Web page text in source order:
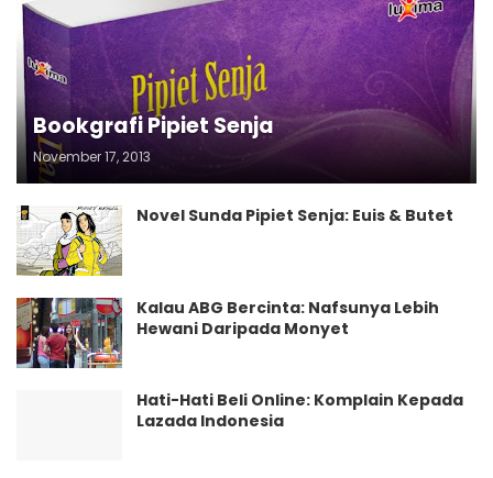
Bookgrafi Pipiet Senja
November 17, 2013
Novel Sunda Pipiet Senja: Euis & Butet
Kalau ABG Bercinta: Nafsunya Lebih
Hewani Daripada Monyet
Hati-Hati Beli Online: Komplain Kepada
Lazada Indonesia